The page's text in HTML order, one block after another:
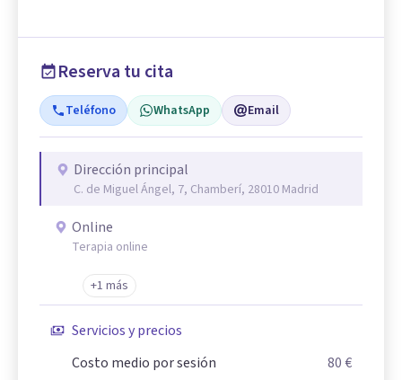
Reserva tu cita
Teléfono WhatsApp Email
Dirección principal
C. de Miguel Ángel, 7, Chamberí, 28010 Madrid
Online
Terapia online
+1 más
Servicios y precios
Costo medio por sesión
80 €